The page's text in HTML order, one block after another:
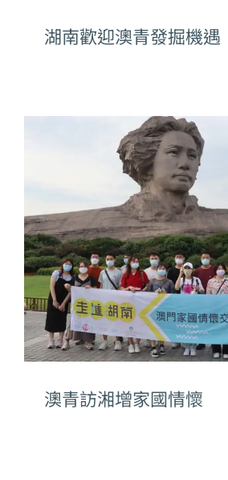
湖南歡迎澳青發掘機遇
澳青訪湘增家國情懷